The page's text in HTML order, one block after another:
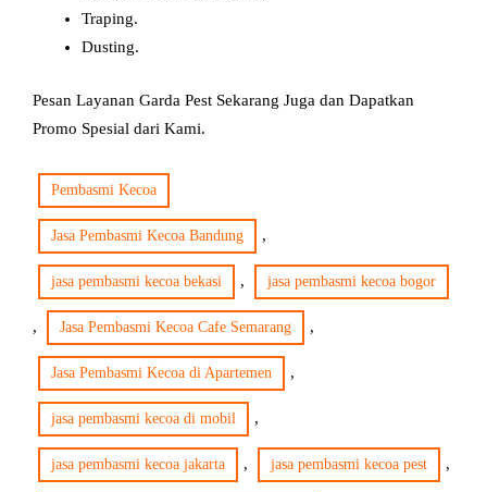
Traping.
Dusting.
Pesan Layanan Garda Pest Sekarang Juga dan Dapatkan
Promo Spesial dari Kami.
Pembasmi Kecoa
Jasa Pembasmi Kecoa Bandung ,
jasa pembasmi kecoa bekasi , jasa pembasmi kecoa bogor
, Jasa Pembasmi Kecoa Cafe Semarang ,
Jasa Pembasmi Kecoa di Apartemen ,
jasa pembasmi kecoa di mobil ,
jasa pembasmi kecoa jakarta , jasa pembasmi kecoa pest ,